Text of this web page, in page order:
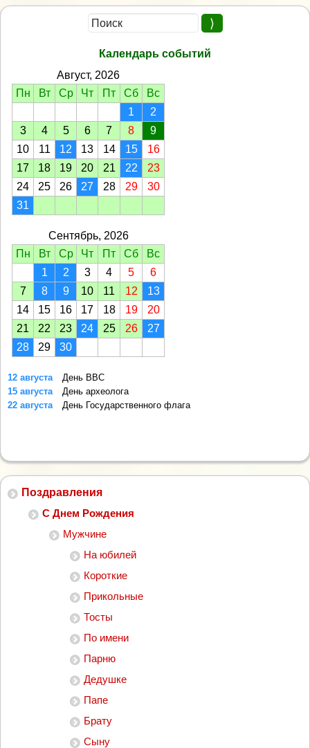
Поздравления
С Днем Рождения
Мужчине
На юбилей
Короткие
Прикольные
Тосты
По имени
Парню
Дедушке
Папе
Брату
Сыну
Календарь событий
Август, 2026
Пн
Вт Ср Чт Пт Сб
Вс
1
2
3
4 5 6 7 8
9
10
11 12 13 14 15
16
17
18 19 20 21 22
23
24
25 26 27 28 29
30
31
Сентябрь, 2026
Пн
Вт Ср Чт Пт Сб
Вс
1
2 3 4 5
6
7
8 9 10 11 12
13
14
15 16 17 18 19
20
21
22 23 24 25 26
27
28
29 30
12 августа
День ВВС
15 августа
День археолога
22 августа
День Государственного флага